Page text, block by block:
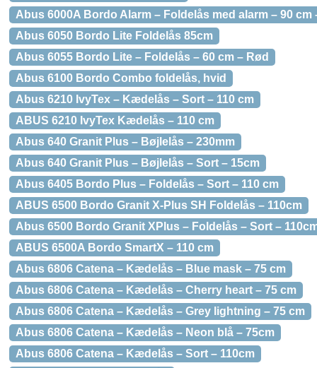
Abus 6000A Bordo Alarm – Foldelås med alarm – 90 cm
Abus 6050 Bordo Lite Foldelås 85cm
Abus 6055 Bordo Lite – Foldelås – 60 cm – Rød
Abus 6100 Bordo Combo foldelås, hvid
Abus 6210 IvyTex – Kædelås – Sort – 110 cm
ABUS 6210 IvyTex Kædelås – 110 cm
Abus 640 Granit Plus – Bøjlelås – 230mm
Abus 640 Granit Plus – Bøjlelås – Sort – 15cm
Abus 6405 Bordo Plus – Foldelås – Sort – 110 cm
ABUS 6500 Bordo Granit X-Plus SH Foldelås – 110cm
Abus 6500 Bordo Granit XPlus – Foldelås – Sort –
ABUS 6500A Bordo SmartX – 110 cm
Abus 6806 Catena – Kædelås – Blue mask – 75 cm
Abus 6806 Catena – Kædelås – Cherry heart – 75 cm
Abus 6806 Catena – Kædelås – Grey lightning – 75 cm
Abus 6806 Catena – Kædelås – Neon blå – 75cm
Abus 6806 Catena – Kædelås – Sort – 110cm